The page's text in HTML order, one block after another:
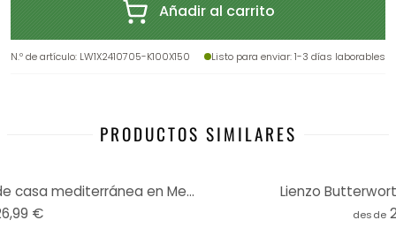
Añadir al carrito
N.º de artículo: LW1X2410705-K100X150 Listo para enviar: 1-3 días laborables
PRODUCTOS SIMILARES
Cuadro de madera Fachada de casa mediterránea en Menina Lisboa - Zwart - Redondo
€
Lienzo
desde